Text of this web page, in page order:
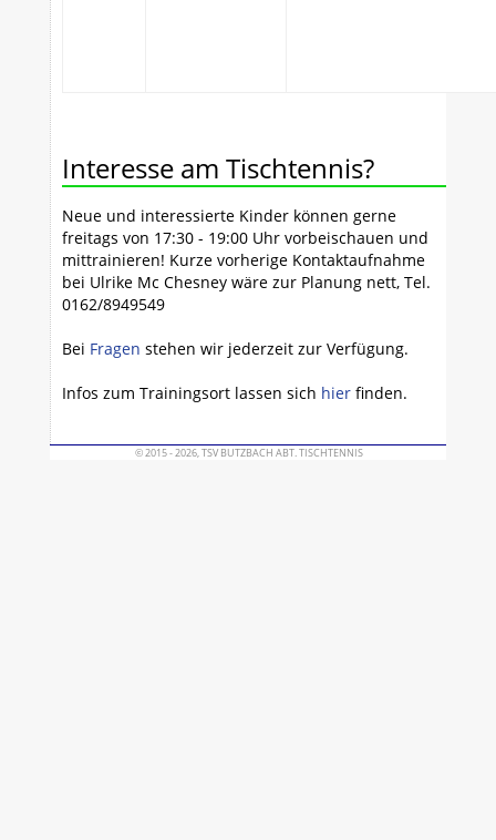
Interesse am Tischtennis?
Neue und interessierte Kinder können gerne
freitags von 17:30 - 19:00 Uhr vorbeischauen und
mittrainieren! Kurze vorherige Kontaktaufnahme
bei Ulrike Mc Chesney wäre zur Planung nett, Tel.
0162/8949549
Bei Fragen stehen wir jederzeit zur Verfügung.
Infos zum Trainingsort lassen sich hierfinden.
© 2015 - 2026, TSV BUTZBACH ABT. TISCHTENNIS